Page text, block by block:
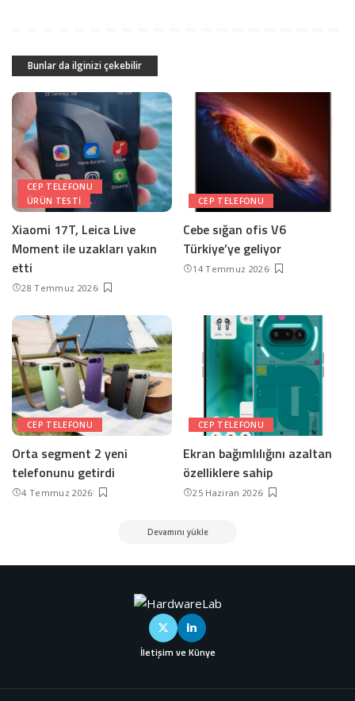
Bunlar da ilginizi çekebilir
CEP TELEFONU
ÜRÜN TESTI
Xiaomi 17T, Leica Live
Moment ile uzakları yakın
etti
28 Temmuz 2026
CEP TELEFONU
Cebe sığan ofis V6
Türkiye’ye geliyor
14 Temmuz 2026
CEP TELEFONU
Orta segment 2 yeni
telefonunu getirdi
4 Temmuz 2026
CEP TELEFONU
Ekran bağımlılığını azaltan
özelliklere sahip
25 Haziran 2026
Devamını yükle
İletişim ve Künye